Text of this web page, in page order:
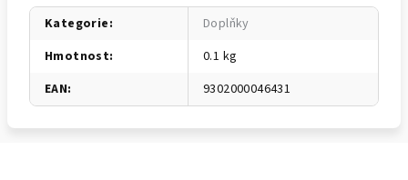
Kategorie:
Doplňky
Hmotnost:
0.1 kg
EAN: 9302000046431